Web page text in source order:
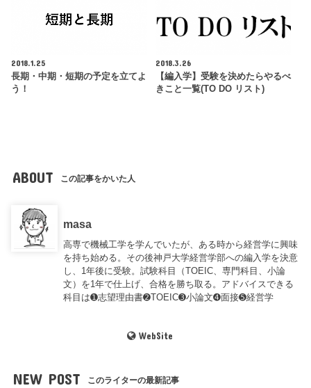
2018.1.25
長期・中期・短期の予定を立てよ
う！
2018.3.26
【編入学】受験を決めたらやるべ
きこと一覧(TO DO リスト)
ABOUT この記事をかいた人
masa
高専で機械工学を学んでいたが、ある時から経営学に興味
を持ち始める。その後神戸大学経営学部への編入学を決意
し、1年後に受験。試験科目（TOEIC、専門科目、小論
文）を1年で仕上げ、合格を勝ち取る。アドバイスできる
科目は➊志望理由書➋TOEIC➌小論文➍面接➎経営学
WebSite
NEW POST このライターの最新記事